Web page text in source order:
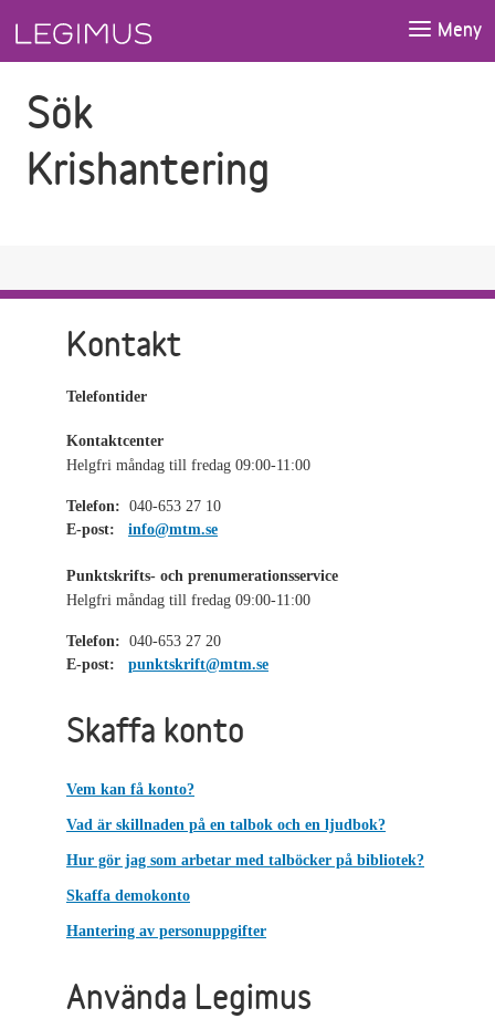
Meny
Sök
Krishantering
Kontakt
Telefontider
Kontaktcenter
Helgfri måndag till fredag 09:00-11:00
Telefon: 040-653 27 10
E-post:
info@mtm.se
Punktskrifts- och prenumerationsservice
Helgfri måndag till fredag 09:00-11:00
Telefon: 040-653 27 20
E-post:
punktskrift@mtm.se
Skaffa konto
Vem kan få konto?
Vad är skillnaden på en talbok och en ljudbok?
Hur gör jag som arbetar med talböcker på bibliotek?
Skaffa demokonto
Hantering av personuppgifter
Använda Legimus